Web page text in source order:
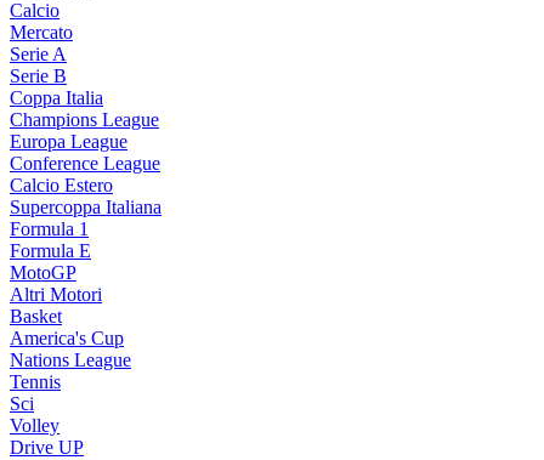
Calcio
Mercato
Serie A
Serie B
Coppa Italia
Champions League
Europa League
Conference League
Calcio Estero
Supercoppa Italiana
Formula 1
Formula E
MotoGP
Altri Motori
Basket
America's Cup
Nations League
Tennis
Sci
Volley
Drive UP